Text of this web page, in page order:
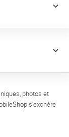
photos et
s'exonère